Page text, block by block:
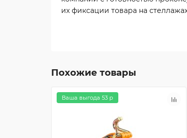
их фиксации товара на
Похожие товары
Ваша выгода 53 р